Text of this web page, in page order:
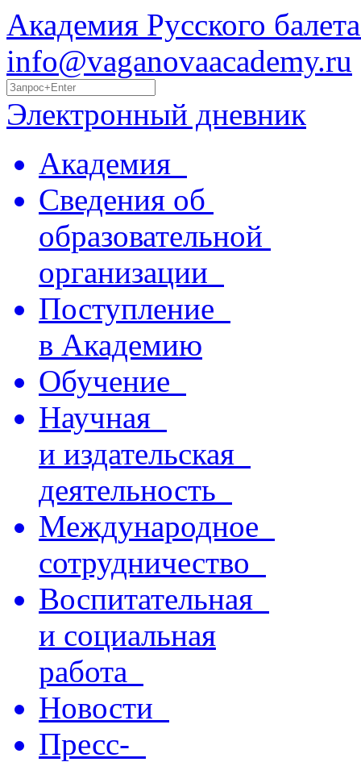
Академия Русского
info@vaganovaacademy.ru
Электронный дневник
Академия
Сведения об
образовательной
организации
Поступление
в Академию
Обучение
Научная
и издательская
деятельность
Международное
сотрудничество
Воспитательная
и социальная
работа
Новости
Пресс-